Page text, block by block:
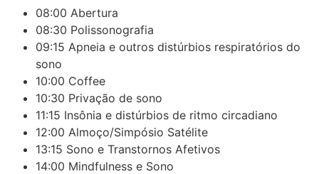
08:00 Abertura
08:30 Polissonografia
09:15 Apneia e outros distúrbios respiratórios do
sono
10:00 Coffee
10:30 Privação de sono
11:15 Insônia e distúrbios de ritmo circadiano
12:00 Almoço/Simpósio Satélite
13:15 Sono e Transtornos Afetivos
14:00 Mindfulness e Sono